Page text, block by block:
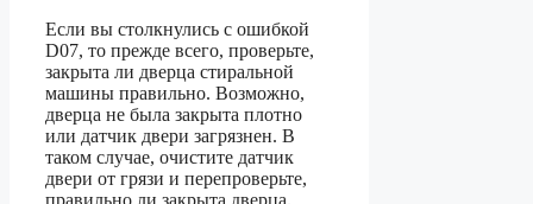
Если вы столкнулись с ошибкой
D07, то прежде всего, проверьте,
закрыта ли дверца стиральной
машины правильно. Возможно,
дверца не была закрыта плотно
или датчик двери загрязнен. В
таком случае, очистите датчик
двери от грязи и перепроверьте,
правильно ли закрыта дверца.